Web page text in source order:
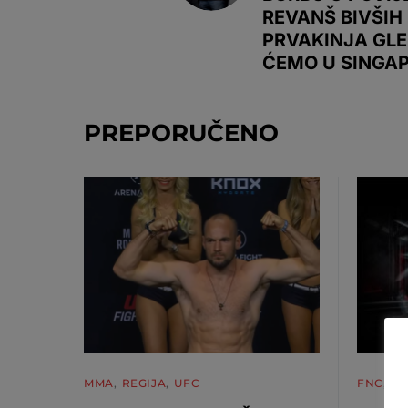
REVANŠ BIVŠIH
PRVAKINJA
ĆEMO U
PREPORUČENO
MMA REGIJA UFC FNC